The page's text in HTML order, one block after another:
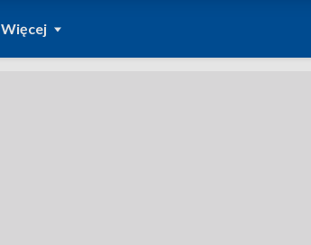
Więcej